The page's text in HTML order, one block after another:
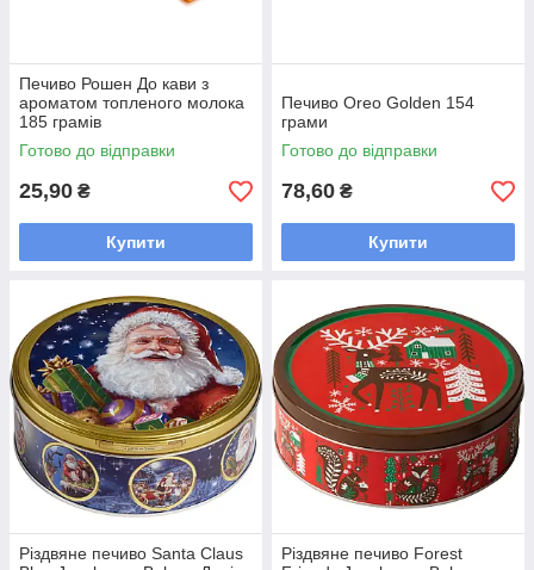
Печиво Рошен До кави з
ароматом топленого молока
185 грамів
Готово до відправки
25,90 ₴
Купити
Печиво Oreo Golden 154
грами
Готово до відправки
78,60 ₴
Купити
Різдвяне печиво Santa Claus
Різдвяне печиво Forest